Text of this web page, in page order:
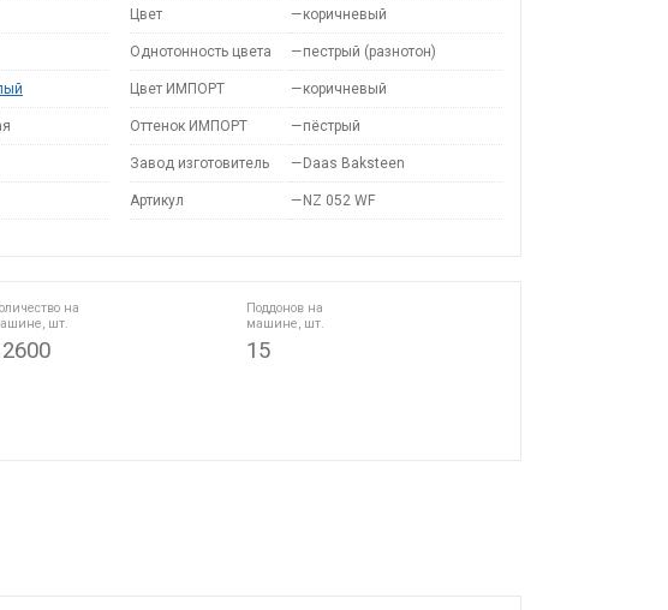
Цвет —коричневый
Однотонность цвета —пестрый (разнотон)
Цвет ИМПОРТ —коричневый
Оттенок ИМПОРТ —пёстрый
Завод изготовитель — Daas Baksteen
Артикул — NZ 052 WF
на
шт.
Поддонов на
машине, шт.
15